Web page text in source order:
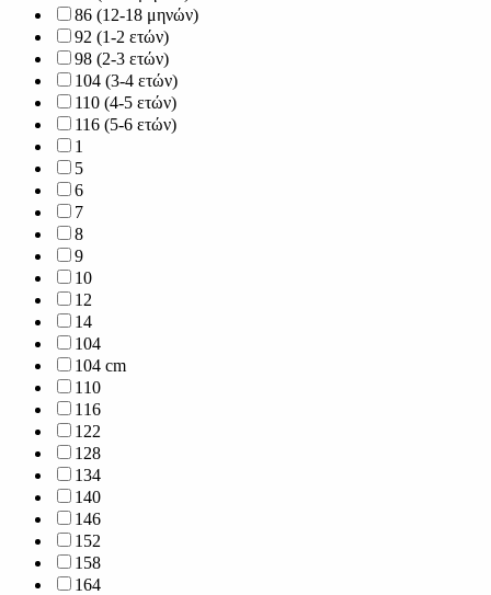
86 (12-18 μηνών)
92 (1-2 ετών)
98 (2-3 ετών)
104 (3-4 ετών)
110 (4-5 ετών)
116 (5-6 ετών)
1
5
6
7
8
9
10
12
14
104
104 cm
110
116
122
128
134
140
146
152
158
164